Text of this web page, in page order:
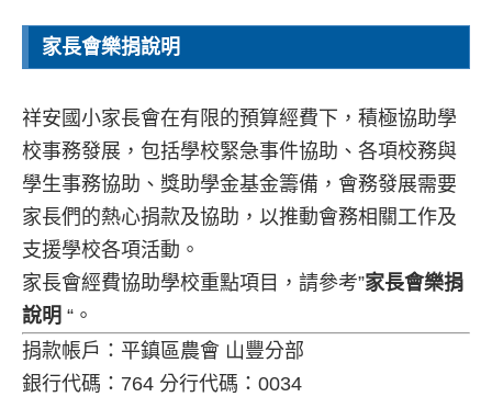
家長會樂捐說明
祥安國小家長會在有限的預算經費下，積極協助學
校事務發展，包括學校緊急事件協助、各項校務與
學生事務協助、獎助學金基金籌備，會務發展需要
家長們的熱心捐款及協助，以推動會務相關工作及
支援學校各項活動。
家長會經費協助學校重點項目，請參考”家長會樂捐
說明 “。
捐款帳戶：平鎮區農會 山豐分部
銀行代碼：764 分行代碼：0034